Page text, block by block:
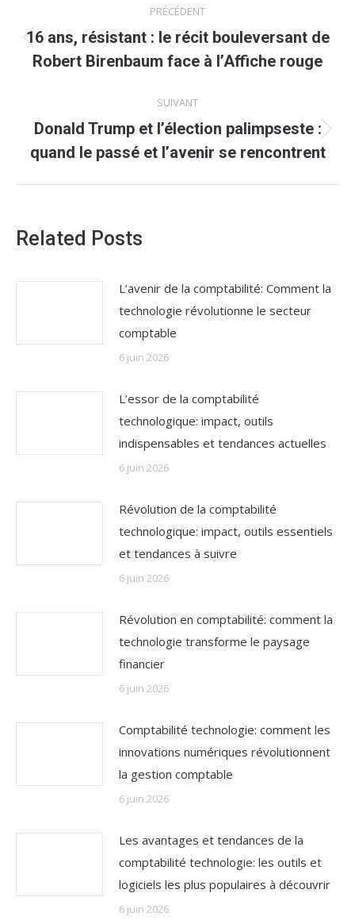
article
PRÉCÉDENT
Article
précédent
16 ans, résistant : le récit bouleversant de
Robert Birenbaum face à l’Affiche rouge
SUIVANT
Article
suivant
:
Donald Trump et l’élection palimpseste :
quand le passé et l’avenir se rencontrent
Related Posts
L’avenir de la comptabilité: Comment la
technologie révolutionne le secteur
comptable
6 juin 2026
L’essor de la comptabilité
technologique: impact, outils
indispensables et tendances actuelles
6 juin 2026
Révolution de la comptabilité
technologique: impact, outils essentiels
et tendances à suivre
6 juin 2026
Révolution en comptabilité: comment la
technologie transforme le paysage
financier
6 juin 2026
Comptabilité technologie: comment les
innovations numériques révolutionnent
la gestion comptable
6 juin 2026
Les avantages et tendances de la
comptabilité technologie: les outils et
logiciels les plus populaires à découvrir
6 juin 2026